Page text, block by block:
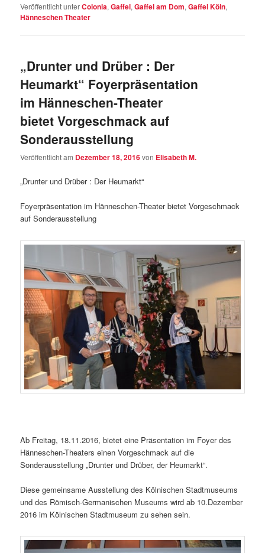
Veröffentlicht unterColonia,Gaffel,Gaffel am Dom,Gaffel Köln,
Hänneschen Theater
„Drunter und Drüber : Der
Heumarkt“ Foyerpräsentation
im Hänneschen-Theater
bietet Vorgeschmack auf
Sonderausstellung
Veröffentlicht am Dezember 18, 2016von Elisabeth M.
„Drunter und Drüber : Der Heumarkt“
Foyerpräsentation im Hänneschen-Theater bietet Vorgeschmack
auf Sonderausstellung
Ab Freitag, 18.11.2016, bietet eine Präsentation im Foyer des
Hänneschen-Theaters einen Vorgeschmack auf die
Sonderausstellung „Drunter und Drüber, der Heumarkt“.
Diese gemeinsame Ausstellung des Kölnischen Stadtmuseums
und des Römisch-Germanischen Museums wird ab 10.Dezember
2016 im Kölnischen Stadtmuseum zu sehen sein.